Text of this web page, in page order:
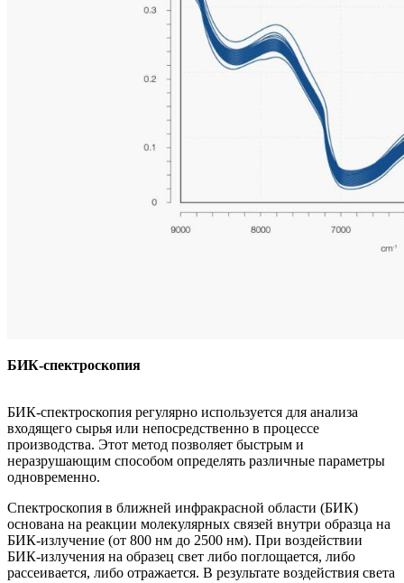
БИК-спектроскопия
БИК-спектроскопия регулярно используется для анализа
входящего сырья или непосредственно в процессе
производства. Этот метод позволяет быстрым и
неразрушающим способом определять различные параметры
одновременно.
Спектроскопия в ближней инфракрасной области (БИК)
основана на реакции молекулярных связей внутри образца на
БИК-излучение (от 800 нм до 2500 нм). При воздействии
БИК-излучения на образец свет либо поглощается, либо
рассеивается, либо отражается. В результате воздействия света